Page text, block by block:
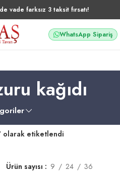
vade farksız 3 taksit fırsatı!
WhatsApp Sipariş
kağıdı
olarak etiketlendi
Ürün sayısı 9 24 36